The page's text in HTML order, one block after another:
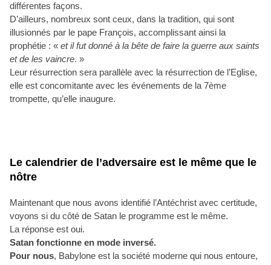
différentes façons.
D’ailleurs, nombreux sont ceux, dans la tradition, qui sont
illusionnés par le pape François, accomplissant ainsi la
prophétie : « et il fut donné à la bête de faire la guerre aux saints
et de les vaincre. »
Leur résurrection sera parallèle avec la résurrection de l’Eglise,
elle est concomitante avec les événements de la 7ème
trompette, qu’elle inaugure.
Le calendrier de l’adversaire est le même que le
nôtre
Maintenant que nous avons identifié l’Antéchrist avec certitude,
voyons si du côté de Satan le programme est le même.
La réponse est oui.
Satan fonctionne en mode inversé.
Pour nous, Babylone est la société moderne qui nous entoure,